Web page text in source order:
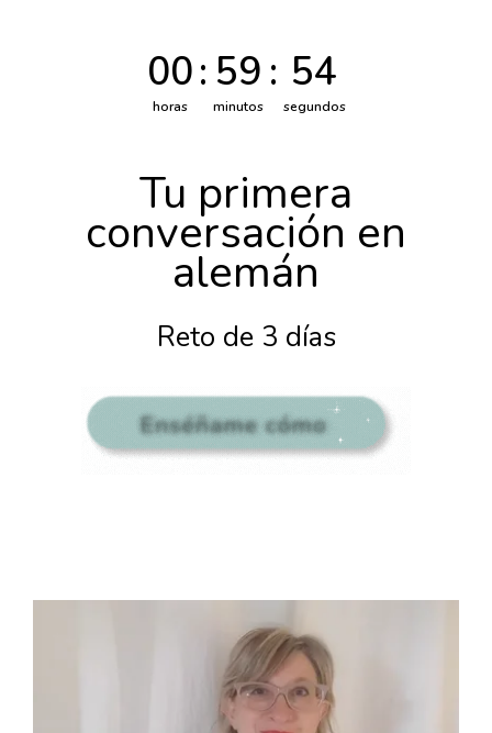
00
horas
: 59
minutos
: 53
segundos
Tu primera
conversación en
alemán
Reto de 3 días